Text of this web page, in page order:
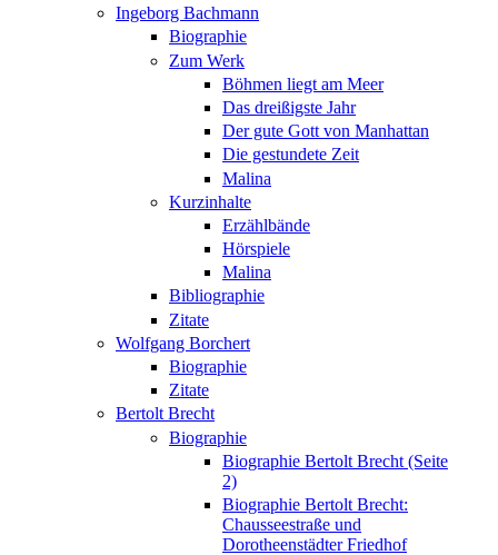
Ingeborg Bachmann
Biographie
Zum Werk
Böhmen liegt am Meer
Das dreißigste Jahr
Der gute Gott von Manhattan
Die gestundete Zeit
Malina
Kurzinhalte
Erzählbände
Hörspiele
Malina
Bibliographie
Zitate
Wolfgang Borchert
Biographie
Zitate
Bertolt Brecht
Biographie
Biographie Bertolt Brecht (Seite
2)
Biographie Bertolt Brecht:
Chausseestraße und
Dorotheenstädter Friedhof